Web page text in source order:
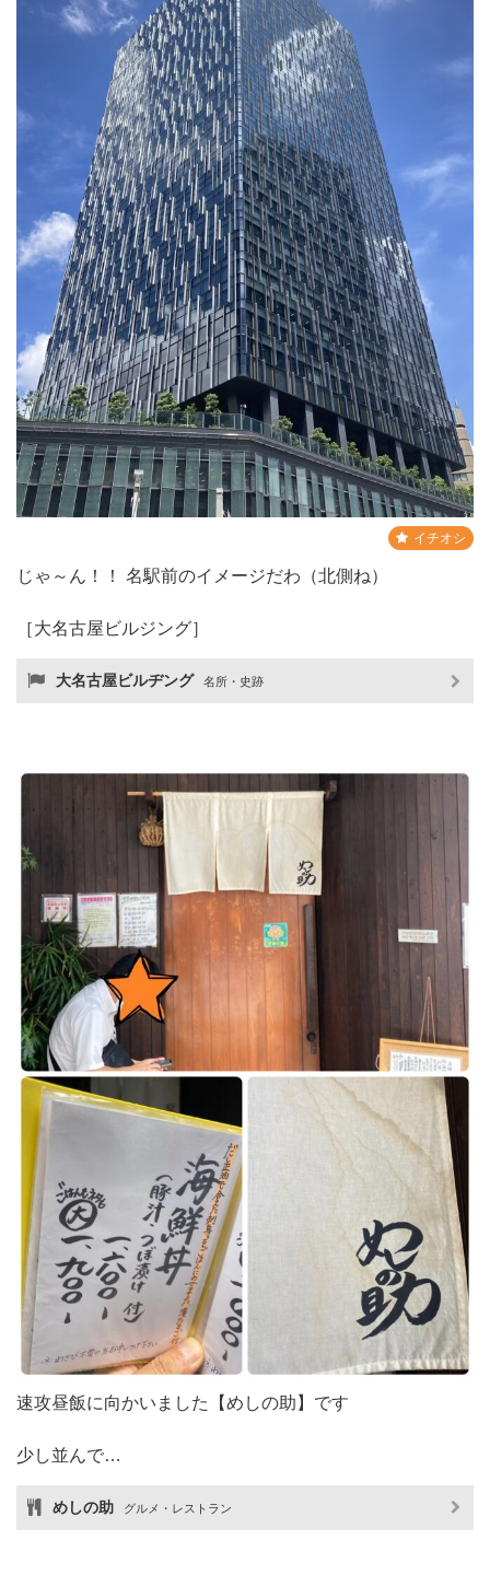
イチオシ
じゃ～ん！！ 名駅前のイメージだわ（北側ね）
［大名古屋ビルジング］
大名古屋ビルヂング 名所・史跡
速攻昼飯に向かいました【めしの助】です
少し並んで…
めしの助 グルメ・レストラン